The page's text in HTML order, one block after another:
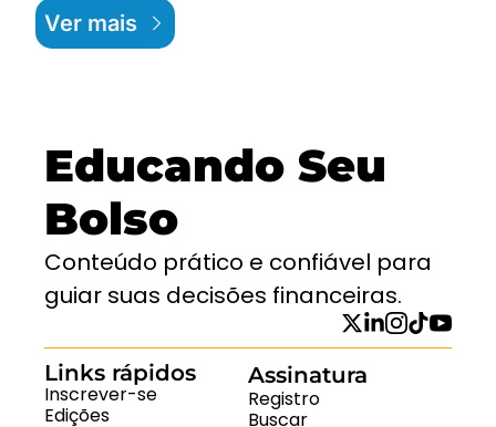
Ver mais
Educando Seu
Bolso
Conteúdo prático e confiável para
guiar suas decisões financeiras.
Links rápidos
Inscrever-se
Edições
Assinatura
Registro
Buscar